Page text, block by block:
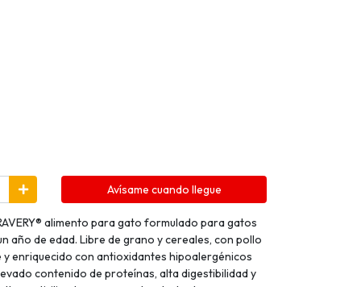
Avísame cuando llegue
alimento para gato formulado para gatos
año de edad. Libre de grano y cereales, con pollo
enriquecido con antioxidantes hipoalergénicos
contenido de proteínas, alta digestibilidad y